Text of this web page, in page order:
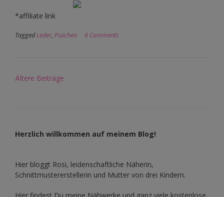
*affiliate link
TaggedLeder, Puschen 6 Comments
Beitragsnavigation
Ältere Beiträge
Herzlich willkommen auf meinem Blog!
Hier bloggt Rosi, leidenschaftliche Näherin,
Schnittmustererstellerin und Mutter von drei Kindern.
Hier findest Du meine Nähwerke und ganz viele kostenlose